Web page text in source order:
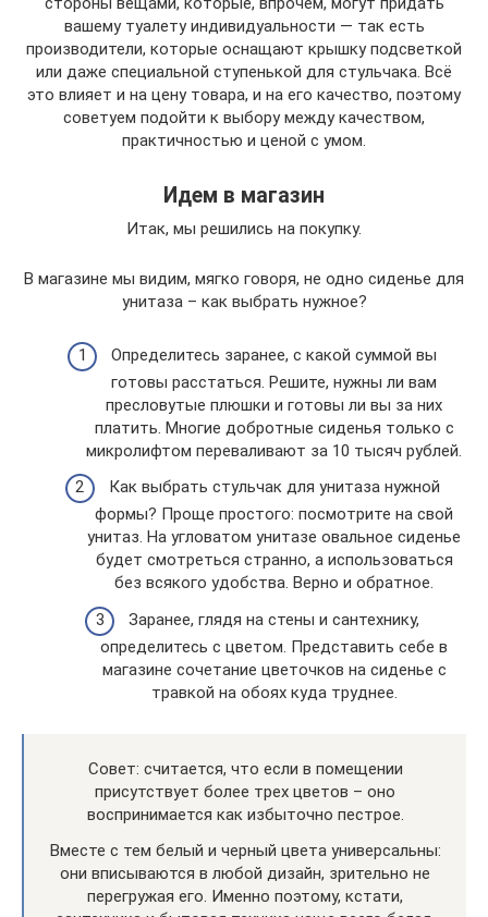
вашему туалету индивидуальности — так есть
производители, которые оснащают крышку подсветкой
или даже специальной ступенькой для стульчака. Всё
это влияет и на цену товара, и на его качество, поэтому
советуем подойти к выбору между качеством,
практичностью и ценой с умом.
Идем в магазин
Итак, мы решились на покупку.
В магазине мы видим, мягко говоря, не одно сиденье для
унитаза – как выбрать нужное?
Определитесь заранее, с какой суммой вы
готовы расстаться. Решите, нужны ли вам
пресловутые плюшки и готовы ли вы за них
платить. Многие добротные сиденья только с
микролифтом переваливают за 10 тысяч рублей.
Как выбрать стульчак для унитаза нужной
формы? Проще простого: посмотрите на свой
унитаз. На угловатом унитазе овальное сиденье
будет смотреться странно, а использоваться
без всякого удобства. Верно и обратное.
Заранее, глядя на стены и сантехнику,
определитесь с цветом. Представить себе в
магазине сочетание цветочков на сиденье с
травкой на обоях куда труднее.
Совет: считается, что если в помещении
присутствует более трех цветов – оно
воспринимается как избыточно пестрое.
Вместе с тем белый и черный цвета универсальны:
они вписываются в любой дизайн, зрительно не
перегружая его. Именно поэтому, кстати,